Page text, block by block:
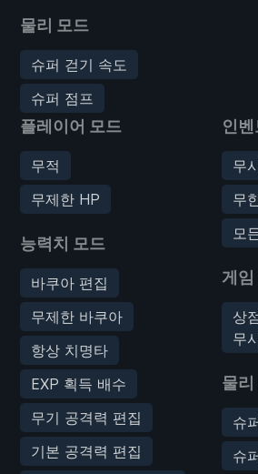
물리 모드
슈퍼 걷기 속도
슈퍼 점프
플레이어 모드
무적
무제한 HP
능력치 모드
바쿠아 편집
무제한 바쿠아
항상 치명타
EXP 획득 배수
무기 공격력 편집
기본 공격력 편집
인
무
무
모
게임
상
무
물
슈
슈